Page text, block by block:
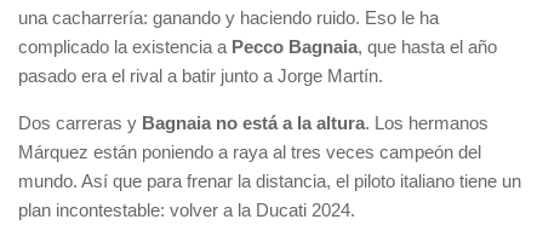
una cacharrería: ganando y haciendo ruido. Eso le ha
complicado la existencia a Pecco Bagnaia, que hasta el año
pasado era el rival a batir junto a Jorge Martín.
Dos carreras y Bagnaia no está a la altura. Los hermanos
Márquez están poniendo a raya al tres veces campeón del
mundo. Así que para frenar la distancia, el piloto italiano tiene un
plan incontestable: volver a la Ducati 2024.